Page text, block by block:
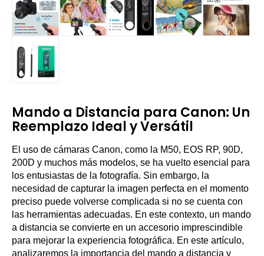
Mando a Distancia para Canon: Un
Reemplazo Ideal y Versátil
El uso de cámaras Canon, como la M50, EOS RP, 90D,
200D y muchos más modelos, se ha vuelto esencial para
los entusiastas de la fotografía. Sin embargo, la
necesidad de capturar la imagen perfecta en el momento
preciso puede volverse complicada si no se cuenta con
las herramientas adecuadas. En este contexto, un mando
a distancia se convierte en un accesorio imprescindible
para mejorar la experiencia fotográfica. En este artículo,
analizaremos la importancia del mando a distancia y